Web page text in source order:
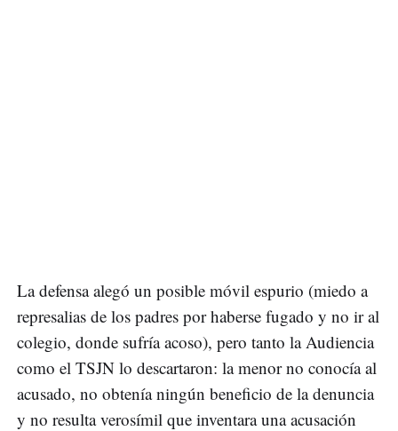
La defensa alegó un posible móvil espurio (miedo a
represalias de los padres por haberse fugado y no ir al
colegio, donde sufría acoso), pero tanto la Audiencia
como el TSJN lo descartaron: la menor no conocía al
acusado, no obtenía ningún beneficio de la denuncia
y no resulta verosímil que inventara una acusación